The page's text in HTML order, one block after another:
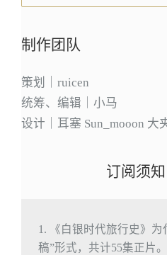
制作团队
策划｜ruicen
统筹、编辑｜小马
设计｜耳塞 Sun_mooon 大
订阅须知
1. 《白银时代旅行史》为
稿”形式，共计55集正片。